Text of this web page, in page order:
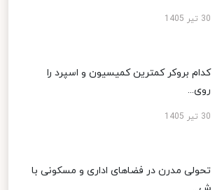
30 تیر 1405
کدام بروکر کمترین کمیسیون و اسپرد را
روی...
30 تیر 1405
تحولی مدرن در فضاهای اداری و مسکونی با